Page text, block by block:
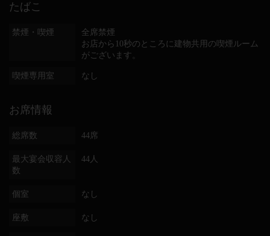
たばこ
禁煙・喫煙
全席禁煙
お店から10秒のところに建物共用の喫煙ルーム
がございます。
喫煙専用室 なし
お席情報
総席数 44席
最大宴会収容人
数
44人
個室 なし
座敷 なし